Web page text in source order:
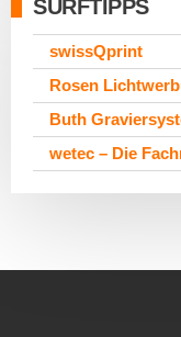
SURFTIPPS
swissQprint
Rosen
Buth
wetec – Die